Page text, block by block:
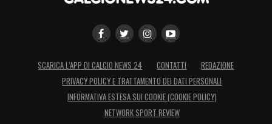
SCARICA L’APP DI CALCIO NEWS 24 CONTATTI
REDAZIONE
PRIVACY POLICY E TRATTAMENTO DEI DATI PERSONALI
INFORMATIVA ESTESA SUI COOKIE (COOKIE POLICY)
NETWORK SPORT REVIEW